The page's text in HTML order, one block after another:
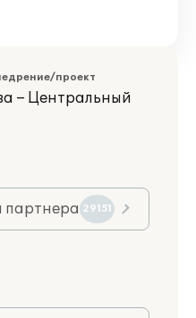
проект
– Центральный
партнера 29151